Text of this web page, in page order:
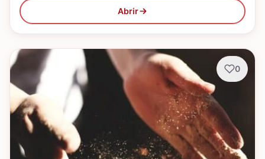
Abrir
0